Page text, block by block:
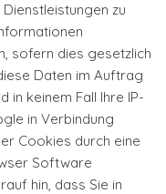
zu
sofern dies gesetzlich
Daten im Auftrag
keinem Fall Ihre IP-
in Verbindung
Cookies durch eine
Software
hin, dass Sie in